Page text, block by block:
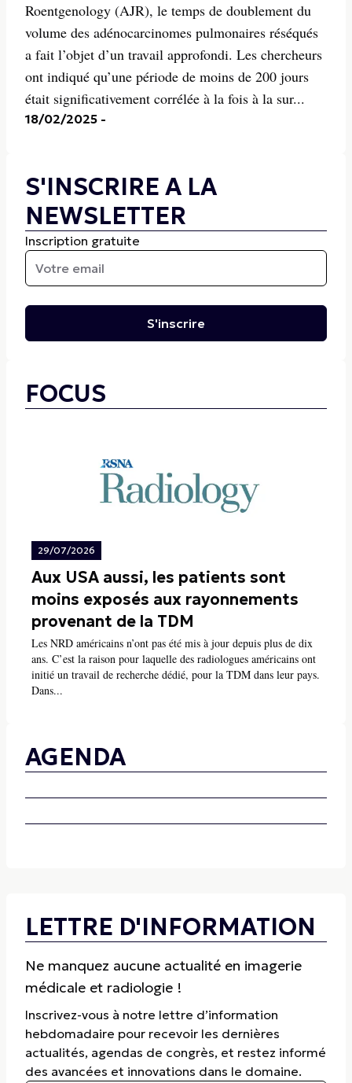
Roentgenology (AJR), le temps de doublement du
volume des adénocarcinomes pulmonaires réséqués
a fait l’objet d’un travail approfondi. Les chercheurs
ont indiqué qu’une période de moins de 200 jours
était significativement corrélée à la fois à la sur...
18/02/2025 -
S'INSCRIRE A LA
NEWSLETTER
Inscription gratuite
S'inscrire
FOCUS
29/07/2026
Aux USA aussi, les patients sont
moins exposés aux rayonnements
provenant de la TDM
Les NRD américains n’ont pas été mis à jour depuis plus de dix
ans. C’est la raison pour laquelle des radiologues américains ont
initié un travail de recherche dédié, pour la TDM dans leur pays.
Dans...
AGENDA
LETTRE D'INFORMATION
Ne manquez aucune actualité en imagerie
médicale et radiologie !
Inscrivez-vous à notre lettre d’information
hebdomadaire pour recevoir les dernières
actualités, agendas de congrès, et restez informé
des avancées et innovations dans le domaine.